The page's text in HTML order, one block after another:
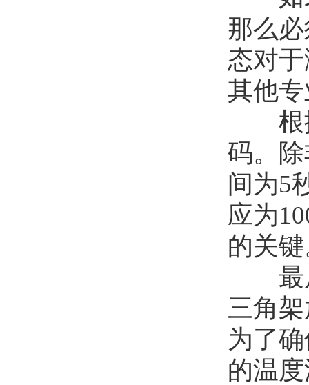
那么
态对
其他
根据
码。
间为5
应为
的关
最后
三角
为了
的温